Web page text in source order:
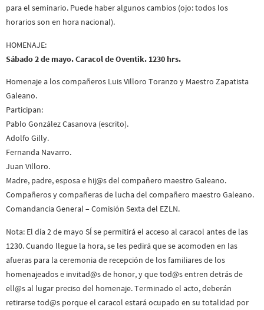
para el seminario. Puede haber algunos cambios (ojo: todos los
horarios son en hora nacional).
HOMENAJE:
Sábado 2 de mayo. Caracol de Oventik. 1230 hrs.
Homenaje a los compañeros Luis Villoro Toranzo y Maestro Zapatista
Galeano.
Participan:
Pablo González Casanova (escrito).
Adolfo Gilly.
Fernanda Navarro.
Juan Villoro.
Madre, padre, esposa e hij@s del compañero maestro Galeano.
Compañeros y compañeras de lucha del compañero maestro Galeano.
Comandancia General – Comisión Sexta del EZLN.
Nota: El día 2 de mayo SÍ se permitirá el acceso al caracol antes de las
1230. Cuando llegue la hora, se les pedirá que se acomoden en las
afueras para la ceremonia de recepción de los familiares de los
homenajeados e invitad@s de honor, y que tod@s entren detrás de
ell@s al lugar preciso del homenaje. Terminado el acto, deberán
retirarse tod@s porque el caracol estará ocupado en su totalidad por